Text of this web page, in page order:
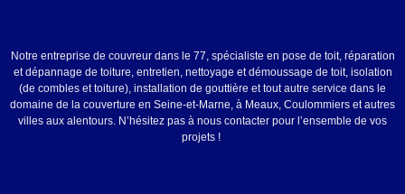
Notre entreprise de couvreur dans le 77, spécialiste en pose de toit, réparation
et dépannage de toiture, entretien, nettoyage et démoussage de toit, isolation
(de combles et toiture), installation de gouttière et tout autre service dans le
domaine de la couverture en Seine-et-Marne, à Meaux, Coulommiers et autres
villes aux alentours. N’hésitez pas à nous contacter pour l’ensemble de vos
projets !